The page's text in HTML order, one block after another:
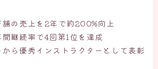
舗の売上を2年で約200%向上
間継続率で4回第1位を達成
から優秀インストラクターとして表彰